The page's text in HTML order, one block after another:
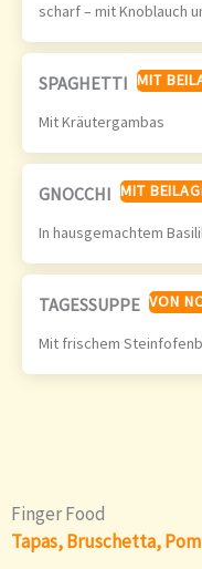
scharf – mit Knoblauch
SPAGHETTI MIT
Mit Kräutergambas
GNOCCHI MIT
In hausgemachtem
TAGESSUPPE VON
Mit frischem
Finger Food
Tapas, Bruschetta,